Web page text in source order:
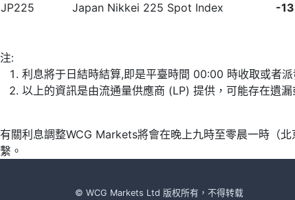
JP225
Japan Nikkei 225 Spot Index -
注:
利息將于日結時結算,即是平臺時間 00:00 時收取或者
以上的資訊是由流通量供應商 (LP) 提供，可能存在遺
有關利息調整WCG Markets將會在晚上九時至零晨一時（
繫。
© WCG Markets Ltd 版权所有，不得转载